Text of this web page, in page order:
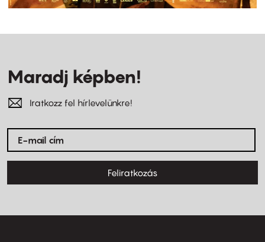
Maradj képben!
Iratkozz fel hírlevelünkre!
Feliratkozás